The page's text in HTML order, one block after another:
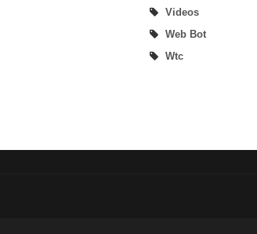
Videos
Web Bot
Wtc